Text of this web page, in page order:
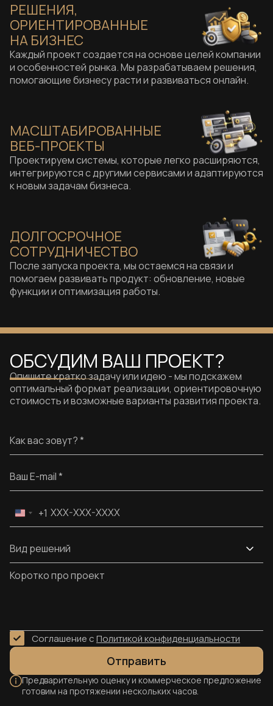
РЕШЕНИЯ,
ОРИЕНТИРОВАННЫЕ
НА БИЗНЕС
Каждый проект создается на основе целей компании
и особенностей рынка. Мы разрабатываем решения,
помогающие бизнесу расти и развиваться онлайн.
МАСШТАБИРОВАННЫЕ
ВЕБ-ПРОЕКТЫ
Проектируем системы, которые легко расширяются,
интегрируются с другими сервисами и адаптируются
к новым задачам бизнеса.
ДОЛГОСРОЧНОЕ
СОТРУДНИЧЕСТВО
После запуска проекта, мы остаемся на связи и
помогаем развивать продукт: обновление, новые
функции и оптимизация работы.
ОБСУДИМ ВАШ ПРОЕКТ?
Опишите кратко задачу или идею - мы подскажем
оптимальный формат реализации, ориентировочную
стоимость и возможные варианты развития проекта.
United
States
+1
Вид решений
Сообщение
Соглашение сПолитикой конфиденциальности
Отправить
Предварительную оценку и коммерческое предложение
готовим на протяжении нескольких часов.